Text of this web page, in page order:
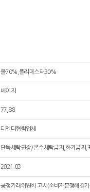
울70%,폴리에스터30%
베이지
77,88
티엔디협력업체
단독세탁권장/온수세탁금지,화기금지,
2021.03
공정거래위원회 고시(소비자분쟁해결